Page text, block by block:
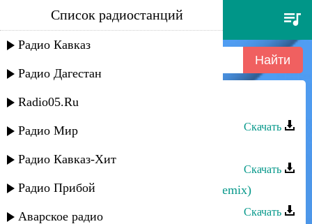
загир магомедов - память
Список радиостанций
Радио Кавказ
Радио Дагестан
Radio05.Ru
Радио Мир
Радио Кавказ-Хит
Радио Прибой
Аварское радио
Загир Магомедов - Память
Скачать
Скачать
Загир Магомедов - Моя равнина (remix)
Скачать